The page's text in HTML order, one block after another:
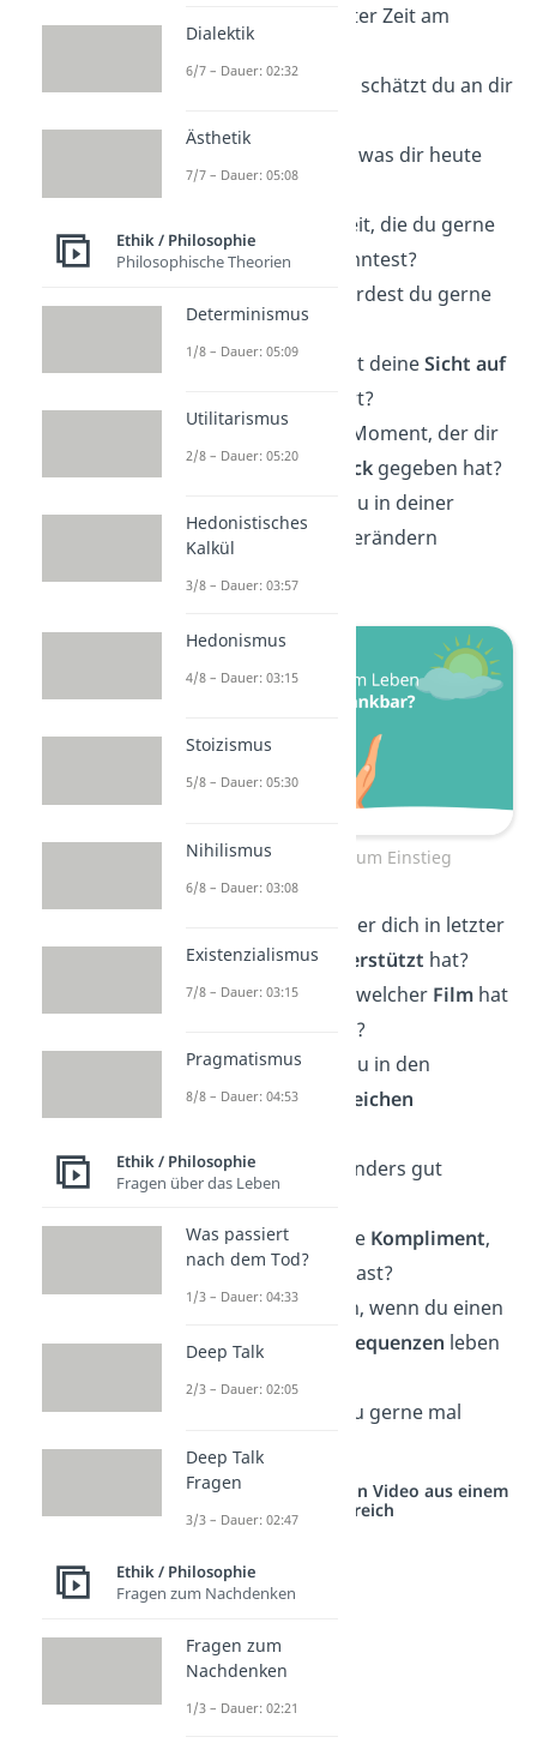
Was hat dich in letzter Zeit am
Welche
schätzt du an dir
, was dir heute
passiert ist?
Gibt es eine Fähigkeit, die du gerne
sofortmeistern
könntest?
würdest du gerne
wohnen wollen?
Welches Ereignis hat deineSicht auf
verändert?
Was war der letzte Moment, der dir
das Gefühl von Glückgegeben hat?
Gibt es etwas, das du in deiner
Umgebunggerne verändern
Deep Talk Fragen zum Einstieg
Gibt es jemanden, der dich in letzter
Zeit besondersunterstützt hat?
WelchesBuch oder welcher Filmhat
dich zuletzt berührt?
Gibt es etwas, das du in den
nächsten Tagen
erreichen
Was lässt dich besonders gut
Was ist das schönste Kompliment,
das du je erhalten hast?
Was würdest du tun, wenn du einen
Tag langohne Konsequenzen leben
könntest?
Mit wem würdest du gerne mal
Körper tauschen
Studyflix vernetzt: Hier ein Video aus einem
anderen Bereich
Dialektik
6/7 – Dauer: 02:32
Ästhetik
7/7 – Dauer: 05:08
Ethik / Philosophie
Philosophische Theorien
Determinismus
1/8 – Dauer: 05:09
Utilitarismus
2/8 – Dauer: 05:20
Hedonistisches
Kalkül
3/8 – Dauer: 03:57
Hedonismus
4/8 – Dauer: 03:15
Stoizismus
5/8 – Dauer: 05:30
Nihilismus
6/8 – Dauer: 03:08
Existenzialismus
7/8 – Dauer: 03:15
Pragmatismus
8/8 – Dauer: 04:53
Ethik / Philosophie
Fragen über das Leben
Was passiert
nach dem Tod?
1/3 – Dauer: 04:33
Deep Talk
2/3 – Dauer: 02:05
Deep Talk
Fragen
3/3 – Dauer: 02:47
Ethik / Philosophie
Fragen zum Nachdenken
Fragen zum
Nachdenken
1/3 – Dauer: 02:21